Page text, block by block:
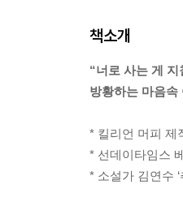
책소개
“너로 사는 게
방황하는 마음속
* 킬리언 머피 제
* 선데이타임스
* 소설가 김연수